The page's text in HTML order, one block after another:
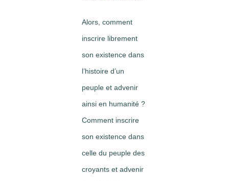
Alors, comment
inscrire librement
son existence dans
l’histoire d’un
peuple et advenir
ainsi en humanité ?
Comment inscrire
son existence dans
celle du peuple des
croyants et advenir